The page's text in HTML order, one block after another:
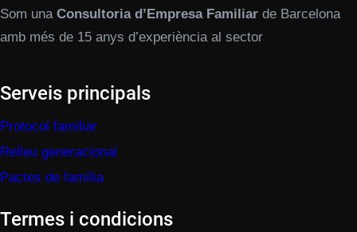
Som una Consultoria d’Empresa Familiar de Barcelona
amb més de 15 anys d’experiència al sector
Serveis principals
Protocol familiar
Relleu generacional
Pactes de família
Termes i condicions